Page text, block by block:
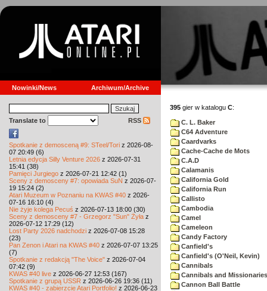
Nowinki/News Archiwum/Archive
Translate to RSS
Spotkanie z demosceną #9: STeel/Tori z 2026-08-
07 20:49 (6)
Letnia edycja Silly Venture 2026 z 2026-07-31
15:41 (38)
Pamięci Jurgiego z 2026-07-21 12:42 (1)
Sceny z demosceny #7: opowiada SuN z 2026-07-
19 15:24 (2)
Atari Muzeum w Poznaniu na KWAS #40 z 2026-
07-16 16:10 (4)
Nie żyje kolega Pecuś z 2026-07-13 18:00 (30)
Sceny z demosceny #7 - Grzegorz "Sun" Żyła z
2026-07-12 17:29 (12)
Lost Party 2026 nadchodzi z 2026-07-08 15:28
(23)
Pan Zenon i Atari na KWAS #40 z 2026-07-07 13:25
(7)
Spotkanie z redakcją "The Voice" z 2026-07-04
07:42 (9)
KWAS #40 live z 2026-06-27 12:53 (167)
Spotkanie z grupą USSR z 2026-06-26 19:36 (11)
KWAS #40 - zabierzcie Atari Portfolio! z 2026-06-23
395 gier w katalogu C:
C. L. Baker
C64 Adventure
Caardvarks
Cache-Cache de Mots
C.A.D
Calamanis
California Gold
California Run
Callisto
Cambodia
Camel
Cameleon
Candy Factory
Canfield's
Canfield's (O'Neil, Kevin)
Cannibals
Cannibals and Missionaries
Cannon Ball Battle